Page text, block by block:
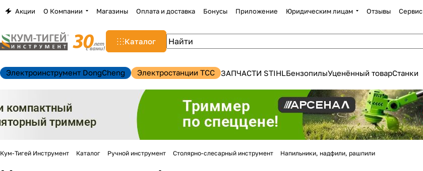
Акции О Компании Магазины Оплата и доставка Бонусы Приложение Юридическим лицам Отзывы Сервис
Каталог
Электроинструмент DongCheng Электростанции TCC ЗАПЧАСТИ STIHLБензопилыУценённый товарСтанки
Кум-Тигей Инструмент Каталог Ручной инструмент Столярно-слесарный инструмент Напильники, надфили, рашпили